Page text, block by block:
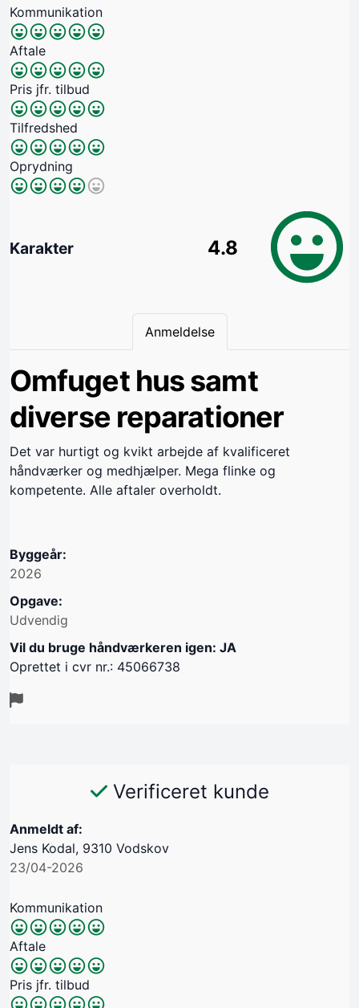
Kommunikation
Aftale
Pris jfr. tilbud
Tilfredshed
Oprydning
Karakter 4.8
Anmeldelse
Omfuget hus samt
diverse reparationer
Det var hurtigt og kvikt arbejde af kvalificeret
håndværker og medhjælper. Mega flinke og
kompetente. Alle aftaler overholdt.
Byggeår:
2026
Opgave:
Udvendig
Vil du bruge håndværkeren igen: JA
Oprettet i cvr nr.: 45066738
Verificeret kunde
Anmeldt af:
Jens Kodal, 9310 Vodskov
23/04-2026
Kommunikation
Aftale
Pris jfr. tilbud